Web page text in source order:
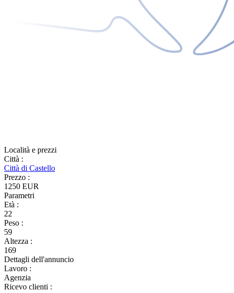
Località e prezzi
Città :
Città di Castello
Prezzo :
1250 EUR
Parametri
Età :
22
Peso :
59
Altezza :
169
Dettagli dell'annuncio
Lavoro :
Agenzia
Ricevo clienti :